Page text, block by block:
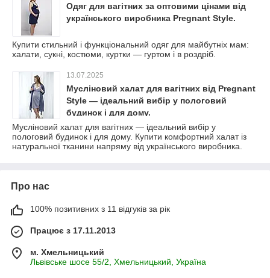
Одяг для вагітних за оптовими цінами від
українського виробника Pregnant Style.
Купити стильний і функціональний одяг для майбутніх мам:
халати, сукні, костюми, куртки — гуртом і в роздріб.
13.07.2025
Мусліновий халат для вагітних від Pregnant
Style — ідеальний вибір у пологовий
будинок і для дому.
Мусліновий халат для вагітних — ідеальний вибір у
пологовий будинок і для дому. Купити комфортний халат із
натуральної тканини напряму від українського виробника.
Про нас
100% позитивних з 11 відгуків за рік
Працює з 17.11.2013
м. Хмельницький
Львівське шосе 55/2, Хмельницький, Україна